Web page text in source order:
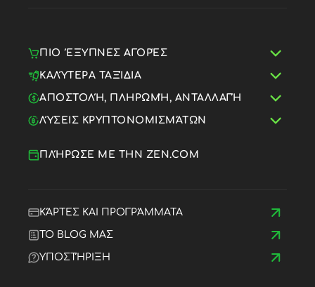
ΚΆΡΤΕΣ ΚΑΙ ΠΡΟΓΡΆΜΜΑΤΑ
ΤΟ BLOG ΜΑΣ
ΥΠΟΣΤΉΡΙΞΗ
ΠΛΉΡΩΣΕ ΜΕ ΤΗΝ ZEN.COM
ΠΙΟ ΈΞΥΠΝΕΣ ΑΓΟΡΈΣ
ΚΑΛΎΤΕΡΑ ΤΑΞΊΔΙΑ
ΑΠΟΣΤΟΛΉ, ΠΛΗΡΩΜΉ, ΑΝΤΑΛΛΑΓΉ
ΛΎΣΕΙΣ ΚΡΥΠΤΟΝΟΜΙΣΜΆΤΩΝ